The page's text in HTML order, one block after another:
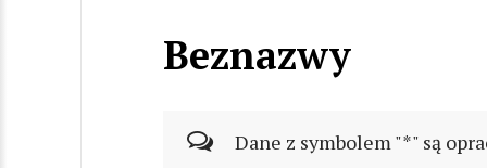
Beznazwy
Dane z symbolem "*" są